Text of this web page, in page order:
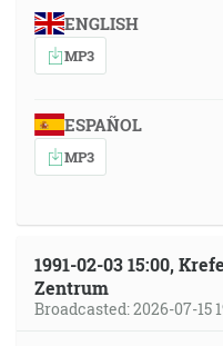
ENGLISH
MP3
ESPAÑOL
MP3
1991-02-03 15:00,
Zentrum
Broadcasted: 2026-07-15